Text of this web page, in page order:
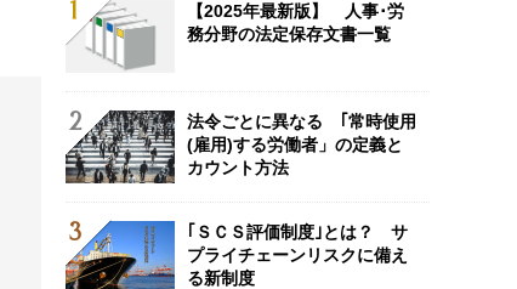
【2025年最新版】 人事･労
務分野の法定保存文書一覧
法令ごとに異なる ｢常時使用
(雇用)する労働者」の定義と
カウント方法
｢ＳＣＳ評価制度｣とは？ サ
プライチェーンリスクに備え
る新制度